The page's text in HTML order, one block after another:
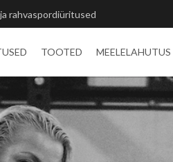
TOOTED MEELELAHUTUS